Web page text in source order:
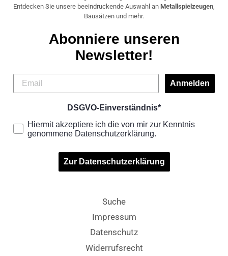
Entdecken Sie unsere beeindruckende Auswahl an Metallspielzeugen
Bausätzen und mehr.
Abonniere unseren
Newsletter!
Anmelden
DSGVO-Einverständnis*
Hiermit akzeptiere ich die von mir zur Kenntnis
genommene Datenschutzerklärung.
Zur Datenschutzerklärung
Suche
Impressum
Datenschutz
Widerrufsrecht